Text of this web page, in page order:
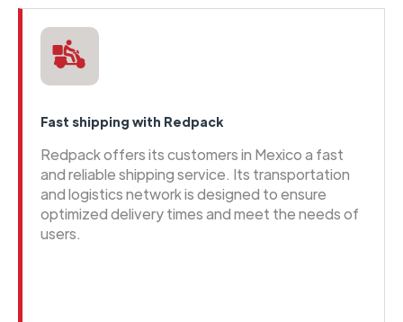
Fast shipping with Redpack
Redpack offers its customers in Mexico a fast
and reliable shipping service. Its transportation
and logistics network is designed to ensure
optimized delivery times and meet the needs of
users.